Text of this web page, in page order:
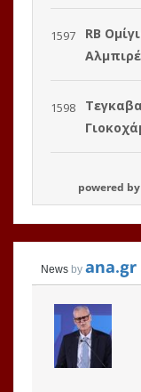
powered by